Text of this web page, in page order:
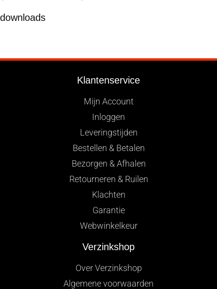
downloads
Klantenservice
Mijn Account
Inloggen
Leveringstijden
Bestellen & Betalen
Bezorgen & Afhalen
Retourneren & Ruilen
Klachten
Garantie
Webwinkelkeur
Verzinkshop
Over Verzinkshop
Algemene voorwaarden